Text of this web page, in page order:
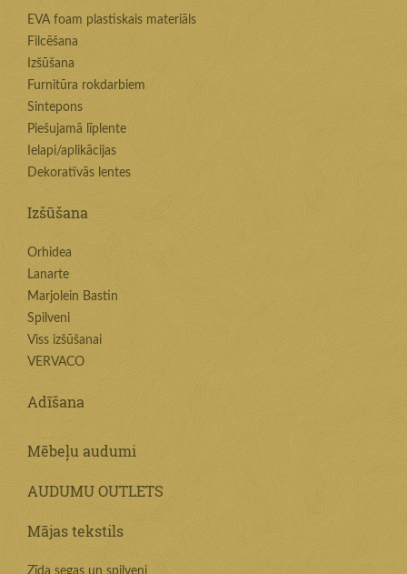
EVA foam plastiskais materiāls
Filcēšana
Izšūšana
Furnitūra rokdarbiem
Sintepons
Piešujamā līplente
Ielapi/aplikācijas
Dekoratīvās lentes
Izšūšana
Orhidea
Lanarte
Marjolein Bastin
Spilveni
Viss izšūšanai
VERVACO
Adīšana
Mēbeļu audumi
AUDUMU OUTLETS
Mājas tekstils
Zīda segas un spilveni